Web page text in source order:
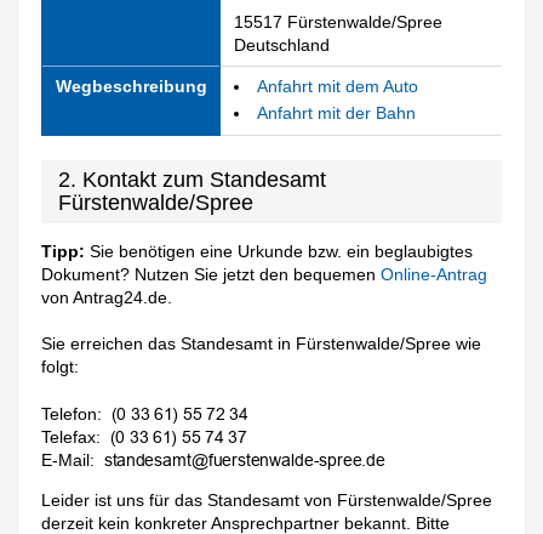
15517 Fürstenwalde/Spree
Deutschland
Wegbeschreibung
Anfahrt mit dem Auto
Anfahrt mit der Bahn
2. Kontakt zum Standesamt
Fürstenwalde/Spree
Tipp: Sie benötigen eine Urkunde bzw. ein beglaubigtes
Dokument? Nutzen Sie jetzt den bequemenOnline-Antrag
von Antrag24.de.
Sie erreichen das Standesamt in Fürstenwalde/Spree wie
folgt:
Telefon:
Telefax:
E-Mail:
Leider ist uns für das Standesamt von Fürstenwalde/Spree
derzeit kein konkreter Ansprechpartner bekannt. Bitte